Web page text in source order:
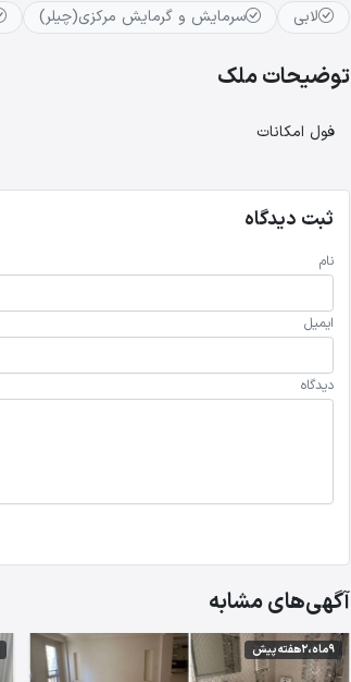
لابی سرمایش و گرمایش مرکزی(چیلر)
توضیحات ملک
فول امکانات
ثبت دیدگاه
نام
ایمیل
دیدگاه
آگهی‌های مشابه
9 ماه،2 هفته پیش